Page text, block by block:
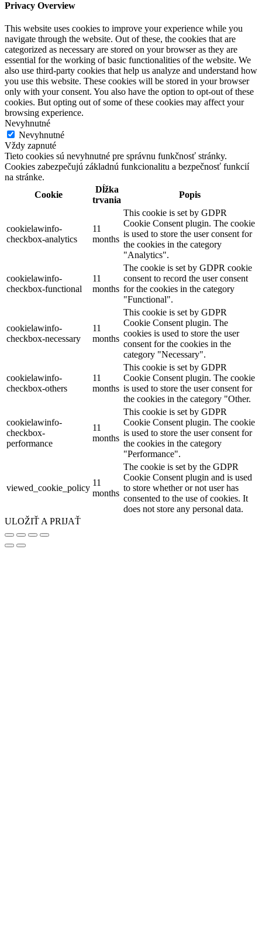
Privacy Overview
This website uses cookies to improve your experience while you
navigate through the website. Out of these, the cookies that are
categorized as necessary are stored on your browser as they are
essential for the working of basic functionalities of the website. We
also use third-party cookies that help us analyze and understand how
you use this website. These cookies will be stored in your browser
only with your consent. You also have the option to opt-out of these
cookies. But opting out of some of these cookies may affect your
browsing experience.
Nevyhnutné
Nevyhnutné
Vždy zapnuté
Tieto cookies sú nevyhnutné pre správnu funkčnosť stránky.
Cookies zabezpečujú základnú funkcionalitu a bezpečnosť funkcií
na stránke.
Cookie
Dĺžka
trvania
Popis
cookielawinfo-
checkbox-analytics
11
months
This cookie is set by GDPR
Cookie Consent plugin. The cookie
is used to store the user consent for
the cookies in the category
"Analytics".
cookielawinfo-
checkbox-functional
11
months
The cookie is set by GDPR cookie
consent to record the user consent
for the cookies in the category
"Functional".
cookielawinfo-
checkbox-necessary
11
months
This cookie is set by GDPR
Cookie Consent plugin. The
cookies is used to store the user
consent for the cookies in the
category "Necessary".
cookielawinfo-
checkbox-others
11
months
This cookie is set by GDPR
Cookie Consent plugin. The cookie
is used to store the user consent for
the cookies in the category "Other.
cookielawinfo-
checkbox-
performance
11
months
This cookie is set by GDPR
Cookie Consent plugin. The cookie
is used to store the user consent for
the cookies in the category
"Performance".
viewed_cookie_policy
11
months
The cookie is set by the GDPR
Cookie Consent plugin and is used
to store whether or not user has
consented to the use of cookies. It
does not store any personal data.
ULOŽIŤ A PRIJAŤ